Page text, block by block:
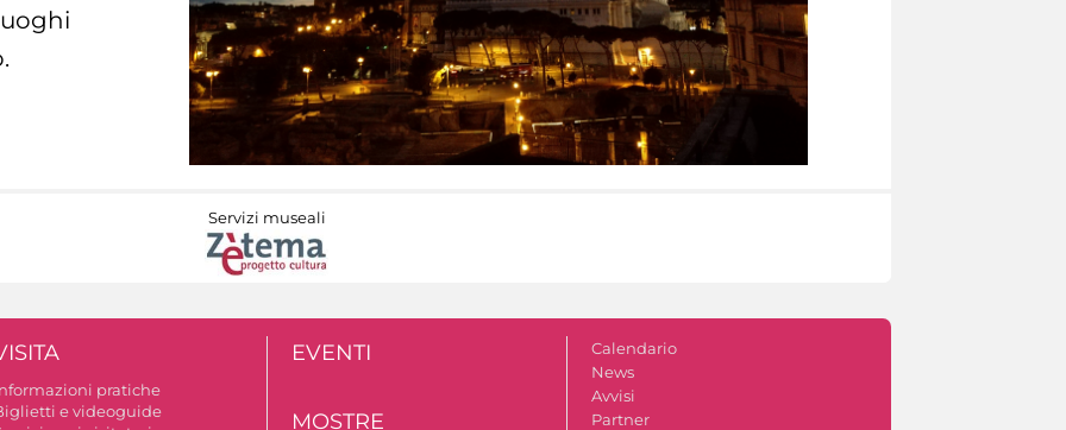
Servizi museali
pratiche
e videoguide
EVENTI
MOSTRE
Calendario
News
Avvisi
Partner